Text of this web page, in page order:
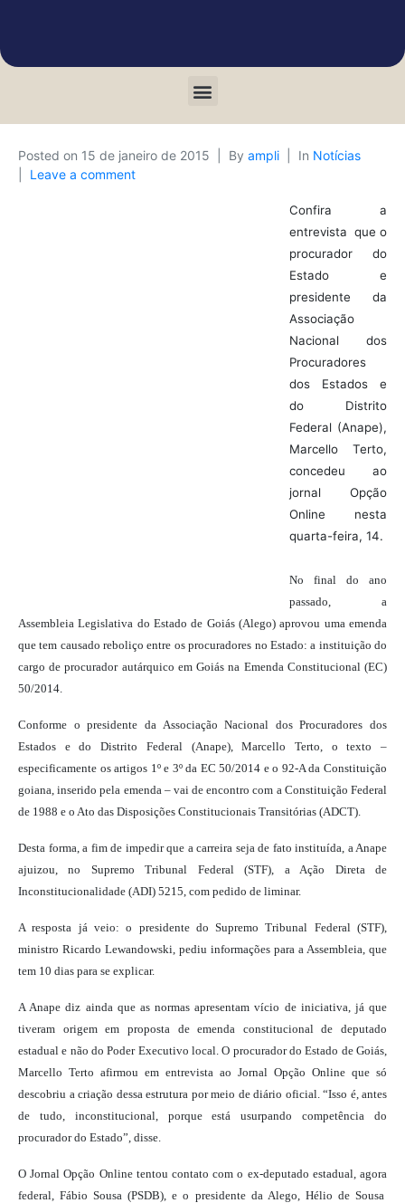
Posted on 15 de janeiro de 2015 By ampli In Notícias
Leave a comment
Confira a
entrevista que o
procurador do
Estado e
presidente da
Associação
Nacional dos
Procuradores
dos Estados e
do Distrito
Federal (Anape),
Marcello Terto,
concedeu ao
jornal Opção
Online nesta
quarta-feira, 14.
No final do ano
passado, a
Assembleia Legislativa do Estado de Goiás (Alego) aprovou uma emenda
que tem causado reboliço entre os procuradores no Estado: a instituição do
cargo de procurador autárquico em Goiás na Emenda Constitucional (EC)
50/2014.
Conforme o presidente da Associação Nacional dos Procuradores dos
Estados e do Distrito Federal (Anape), Marcello Terto, o texto –
especificamente os artigos 1º e 3º da EC 50/2014 e o 92-A da Constituição
goiana, inserido pela emenda – vai de encontro com a Constituição Federal
de 1988 e o Ato das Disposições Constitucionais Transitórias (ADCT).
Desta forma, a fim de impedir que a carreira seja de fato instituída, a Anape
ajuizou, no Supremo Tribunal Federal (STF), a Ação Direta de
Inconstitucionalidade (ADI) 5215, com pedido de liminar.
A resposta já veio: o presidente do Supremo Tribunal Federal (STF),
ministro Ricardo Lewandowski, pediu informações para a Assembleia, que
tem 10 dias para se explicar.
A Anape diz ainda que as normas apresentam vício de iniciativa, já que
tiveram origem em proposta de emenda constitucional de deputado
estadual e não do Poder Executivo local. O procurador do Estado de Goiás,
Marcello Terto afirmou em entrevista ao Jornal Opção Online que só
descobriu a criação dessa estrutura por meio de diário oficial. “Isso é, antes
de tudo, inconstitucional, porque está usurpando competência do
procurador do Estado”, disse.
O Jornal Opção Online tentou contato com o ex-deputado estadual, agora
federal, Fábio Sousa (PSDB), e o presidente da Alego, Hélio de Sousa